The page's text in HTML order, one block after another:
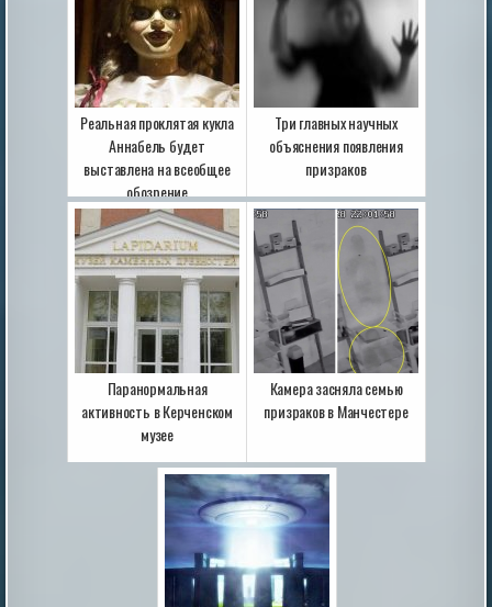
Реальная проклятая кукла
Аннабель будет
выставлена на всеобщее
обозрение
Три главных научных
объяснения появления
призраков
Паранормальная
активность в Керченском
музее
Камера засняла семью
призраков в Манчестере